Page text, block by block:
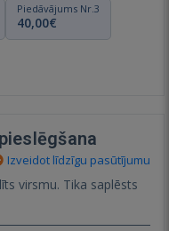
Piedāvājums Nr.3
40,00€
Izveidot līdzīgu pasūtījumu
virsmu. Tika saplēsts